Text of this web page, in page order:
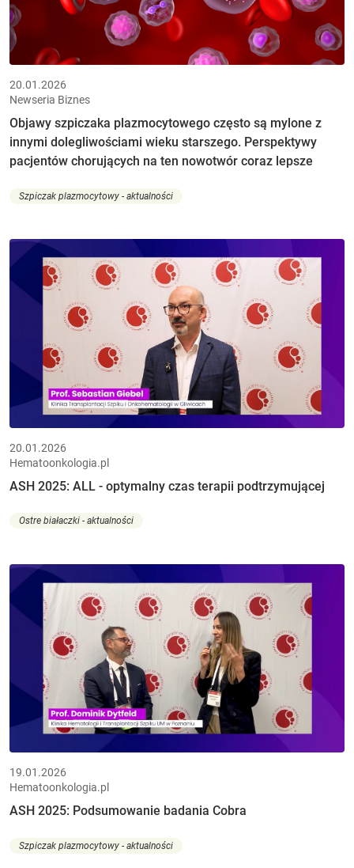
20.01.2026
Newseria Biznes
Objawy szpiczaka plazmocytowego często są mylone z
innymi dolegliwościami wieku starszego. Perspektywy
pacjentów chorujących na ten nowotwór coraz lepsze
Szpiczak plazmocytowy - aktualności
20.01.2026
Hematoonkologia.pl
ASH 2025: ALL - optymalny czas terapii podtrzymującej
Ostre białaczki - aktualności
19.01.2026
Hematoonkologia.pl
ASH 2025: Podsumowanie badania Cobra
Szpiczak plazmocytowy - aktualności